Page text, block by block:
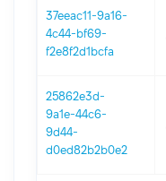
37eeac11-9a16-
4c44-bf69-
f2e8f2d1bcfa
25862e3d-
9a1e-44c6-
9d44-
d0ed82b2b0e2